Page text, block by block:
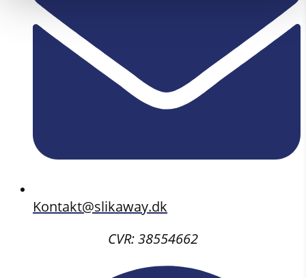
Kontakt@slikaway.dk
CVR: 38554662